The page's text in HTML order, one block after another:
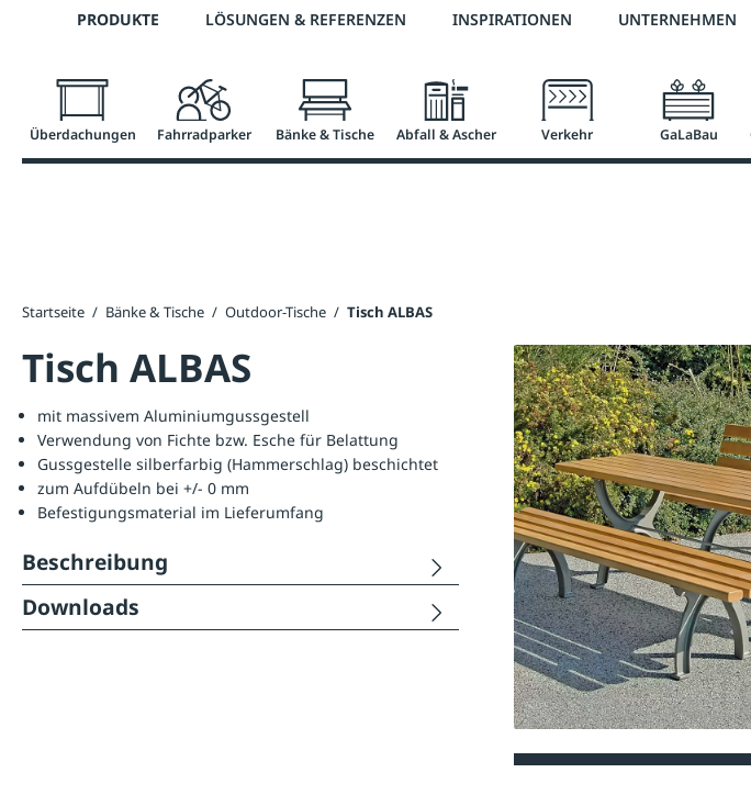
Zur Hauptnavigation springen
Telefon: +43 7672 95895 0 3 % Online-Rabatt
PRODUKTE LÖSUNGEN & REFERENZEN INSPIRATIONEN UNTERNEHMEN
Überdachungen Fahrradparker Bänke & Tische Abfall & Ascher Verkehr GaLaBau
Startseite / Bänke & Tische / Outdoor-Tische / Tisch ALBAS
Tisch ALBAS
mit massivem Aluminiumgussgestell
Verwendung von Fichte bzw. Esche für Belattung
Gussgestelle silberfarbig (Hammerschlag) beschichtet
zum Aufdübeln bei +/- 0 mm
Befestigungsmaterial im Lieferumfang
Beschreibung
Downloads